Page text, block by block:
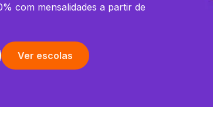
com mensalidades a partir de
Ver escolas